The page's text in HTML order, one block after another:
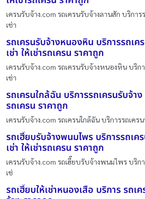
เครนรับจ้าง.com รถเครนรับจ้างลานสัก บริการ
เช่า
รถเครนรับจ้างหนองหิน บริการรถเค
เช่า ให้เช่ารถเครน ราคาถูก
เครนรับจ้าง.com รถเครนรับจ้างหนองหิน บริก
เช่า
รถเครนใกล้ฉัน บริการรถเครนรับจ้าง
รถเครน ราคาถูก
เครนรับจ้าง.com รถเครนใกล้ฉัน บริการรถเคร
รถเฮี๊ยบรับจ้างพนมไพร บริการรถเค
เช่า ให้เช่ารถเครน ราคาถูก
เครนรับจ้าง.com รถเฮี๊ยบรับจ้างพนมไพร บริก
เช่
รถเฮี๊ยบให้เช่าหนองเสือ บริการ รถเ